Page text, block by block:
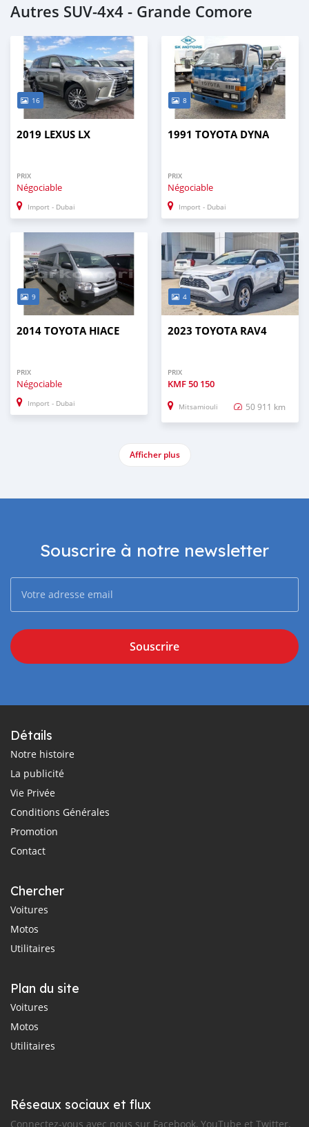
Autres SUV‒4x4 - Grande Comore
16
2019 LEXUS LX
PRIX
Négociable
Import - Dubai
8
1991 TOYOTA DYNA
PRIX
Négociable
Import - Dubai
9
2014 TOYOTA HIACE
PRIX
Négociable
Import - Dubai
4
2023 TOYOTA RAV4
PRIX
KMF50 150
Mitsamiouli 50 911 km
Afficher plus
Souscrire à notre newsletter
Souscrire
Détails
Notre histoire
La publicité
Vie Privée
Conditions Générales
Promotion
Contact
Chercher
Voitures
Motos
Utilitaires
Plan du site
Voitures
Motos
Utilitaires
Réseaux sociaux et flux
Connectez-vous avec nous sur Facebook, YouTube et Twitter.